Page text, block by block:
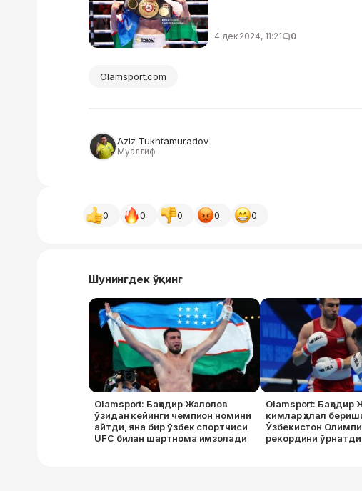
4 дек 2024, 11:21 0
Olamsport.com
Aziz Tukhtamuradov
Муаллиф
0 0 0 0 0
Шунингдек ўқинг
Olamsport: Баҳодир Жалолов
ўзидан кейинги чемпион номини
айтди, яна бир ўзбек спортчиси
UFC билан шартнома имзолади
Olamsport: Баҳодир
кимлар ҳалал
Ўзбекистон
рекордини